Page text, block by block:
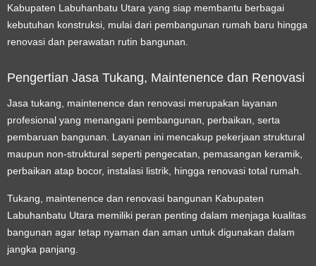
Kabupaten Labuhanbatu Utara yang siap membantu berbagai
kebutuhan konstruksi, mulai dari pembangunan rumah baru hingga
renovasi dan perawatan rutin bangunan.
Pengertian Jasa Tukang, Maintenence dan Renovasi
Jasa tukang, maintenence dan renovasi merupakan layanan
profesional yang menangani pembangunan, perbaikan, serta
pembaruan bangunan. Layanan ini mencakup pekerjaan struktural
maupun non-struktural seperti pengecatan, pemasangan keramik,
perbaikan atap bocor, instalasi listrik, hingga renovasi total rumah.
Tukang, maintenence dan renovasi bangunan Kabupaten
Labuhanbatu Utara memiliki peran penting dalam menjaga kualitas
bangunan agar tetap nyaman dan aman untuk digunakan dalam
jangka panjang.